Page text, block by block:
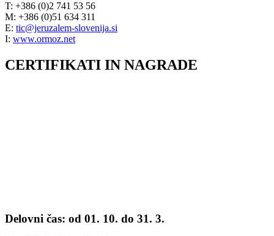
T: +386 (0)2 741 53 56
M: +386 (0)51 634 311
E: tic@jeruzalem-slovenija.si
I: www.ormoz.net
CERTIFIKATI IN NAGRADE
Delovni čas: od 01. 10. do 31. 3.